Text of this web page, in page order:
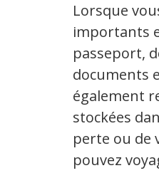
Lorsque
importants
passeport,
documents
également
stockées
perte ou de
pouvez